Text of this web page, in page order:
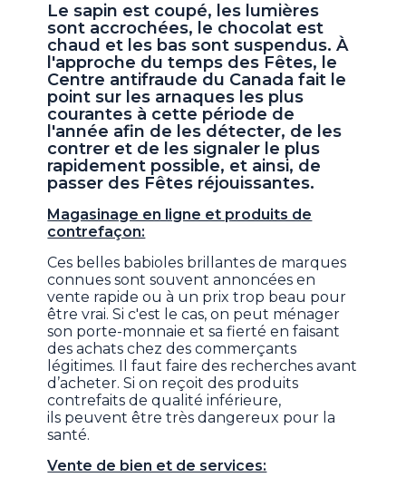
Le sapin est coupé, les lumières
sont accrochées, le chocolat est
chaud et les bas sont suspendus. À
l'approche du temps des Fêtes, le
Centre antifraude du Canada fait le
point sur les arnaques les plus
courantes à cette période de
l'année afin de les détecter, de les
contrer et de les signaler le plus
rapidement possible, et ainsi, de
passer des Fêtes réjouissantes.
Magasinage en ligne et produits de
contrefaçon:
Ces belles babioles brillantes de marques
connues sont souvent annoncées en
vente rapide ou à un prix trop beau pour
être vrai. Si c'est le cas, on peut ménager
son porte-monnaie et sa fierté en faisant
des achats chez des commerçants
légitimes. Il faut faire des recherches avant
d’acheter. Si on reçoit des produits
contrefaits de qualité inférieure,
ils peuvent être très dangereux pour la
santé.
Vente de bien et de services: